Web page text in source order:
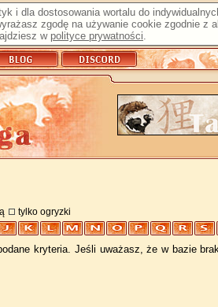
i dla dostosowania wortalu do
zgodę na używanie cookie zgodnie z
w polityce prywatności.
tylko ogryzki
kryteria. Jeśli uważasz, że w bazie